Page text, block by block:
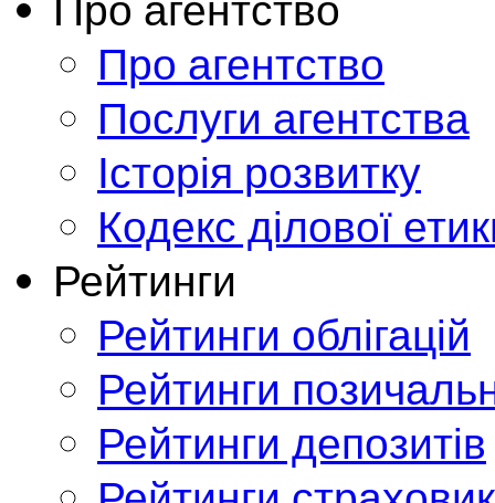
Про агентство
Послуги агентства
Історія розвитку
Кодекс ділової
Рейтинги
Рейтинги облігацій
Рейтинги
Рейтинги депозитів